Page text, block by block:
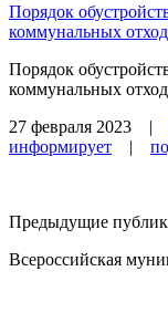
Порядок
коммунальных
Порядок
коммунальных
27 февраля 2023 |
информирует |
Предыдущие
Всероссийская